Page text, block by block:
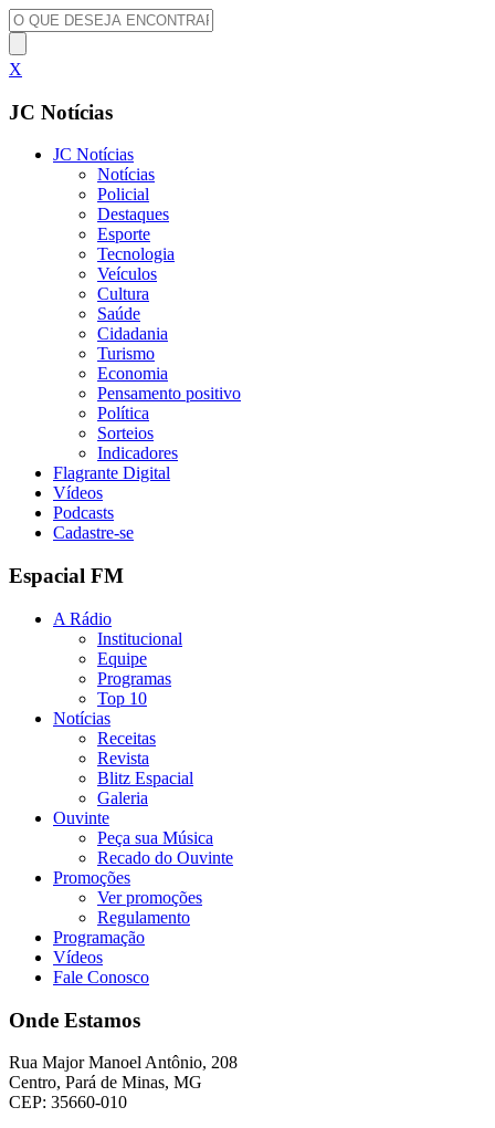
X
JC Notícias
JC Notícias
Notícias
Policial
Destaques
Esporte
Tecnologia
Veículos
Cultura
Saúde
Cidadania
Turismo
Economia
Pensamento positivo
Política
Sorteios
Indicadores
Flagrante Digital
Vídeos
Podcasts
Cadastre-se
Espacial FM
A Rádio
Institucional
Equipe
Programas
Top 10
Notícias
Receitas
Revista
Blitz Espacial
Galeria
Ouvinte
Peça sua Música
Recado do Ouvinte
Promoções
Ver promoções
Regulamento
Programação
Vídeos
Fale Conosco
Onde Estamos
Rua Major Manoel Antônio, 208
Centro, Pará de Minas, MG
CEP: 35660-010